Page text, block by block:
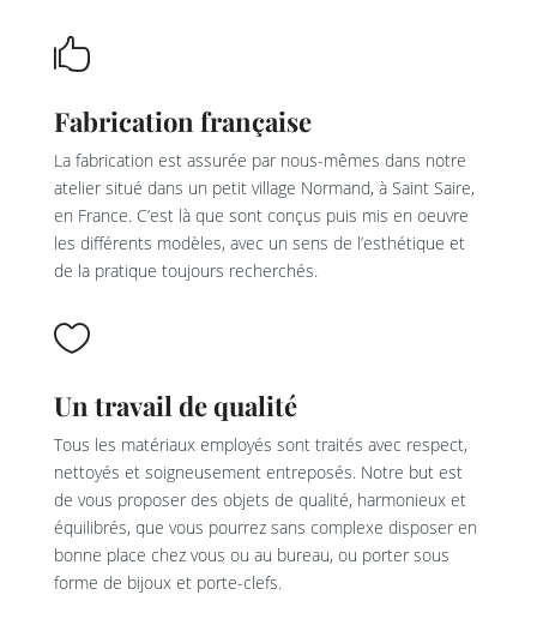

Fabrication française
La fabrication est assurée par nous-mêmes dans notre
atelier situé dans un petit village Normand, à Saint Saire,
en France. C’est là que sont conçus puis mis en oeuvre
les différents modèles, avec un sens de l’esthétique et
de la pratique toujours recherchés.

Un travail de qualité
Tous les matériaux employés sont traités avec respect,
nettoyés et soigneusement entreposés. Notre but est
de vous proposer des objets de qualité, harmonieux et
équilibrés, que vous pourrez sans complexe disposer en
bonne place chez vous ou au bureau, ou porter sous
forme de bijoux et porte-clefs.